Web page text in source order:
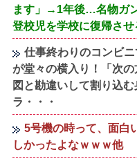
ます」→1年後…名物ガ
登校児を学校に復帰さ
仕事終わりのコンビ
が堂々の横入り！「次
図と勘違いして割り込
ラ・・・
5号機の時って、面白
しかったよなｗｗｗ他